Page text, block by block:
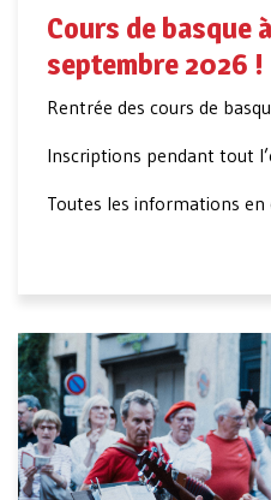
Cours de basque
septembre 2026 !
Rentrée des cours de
Inscriptions pendant tout
Toutes les informations en